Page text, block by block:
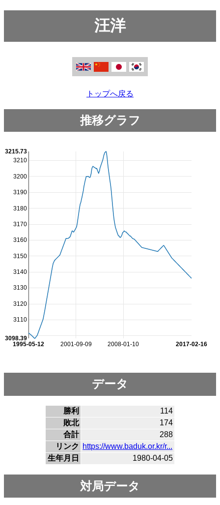
汪洋
トップへ戻る
推移グラフ
2001-09-09 2008-01-10
1995-05-12 2017-02-16
3110
3120
3130
3140
3150
3160
3170
3180
3190
3200
3210
3098.39
3215.73
データ
勝利
114
敗北
174
合計
288
リンク
https://www.baduk.or.kr/r...
生年月日
1980-04-05
対局データ